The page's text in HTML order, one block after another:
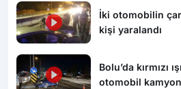
yeniden trafiğe
İki otomobilin
kişi yaralandı
Bolu’da kırmızı
otomobil